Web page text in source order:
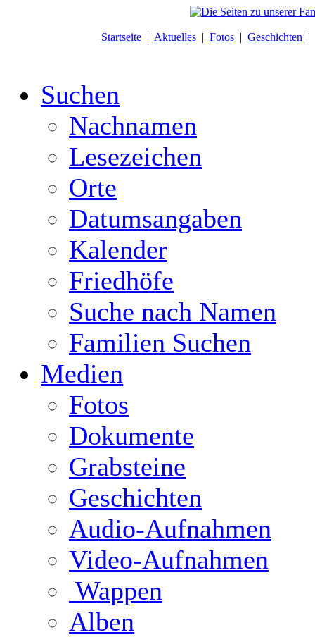
Startseite| Aktuelles| Fotos| Geschichten |
Suchen
Nachnamen
Lesezeichen
Orte
Datumsangaben
Kalender
Friedhöfe
Suche nach Namen
Familien Suchen
Medien
Fotos
Dokumente
Grabsteine
Geschichten
Audio-Aufnahmen
Video-Aufnahmen
Wappen
Alben